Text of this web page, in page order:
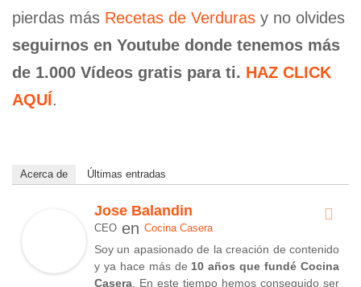
pierdas más Recetas de Verduras y no olvides
seguirnos en Youtube donde tenemos más
de 1.000 Vídeos gratis para ti. HAZ CLICK
AQUÍ.
Acerca de Últimas entradas
Jose Balandin
CEO en Cocina Casera
Soy un apasionado de la creación de contenido
y ya hace más de 10 años que fundé Cocina
Casera . En este tiempo hemos conseguido ser